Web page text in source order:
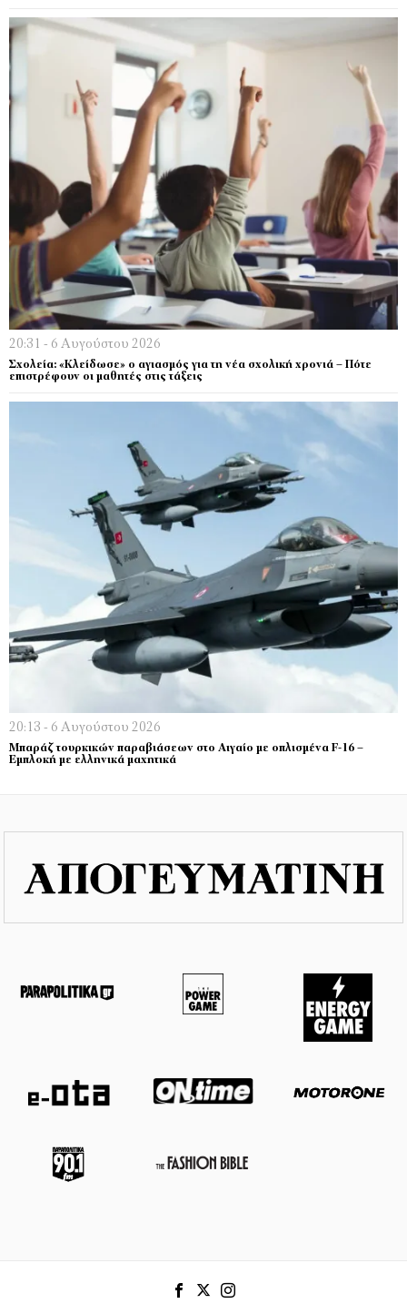
20:31 - 6 Αυγούστου 2026
Σχολεία: «Κλείδωσε» ο αγιασμός για τη νέα σχολική χρονιά – Πότε
επιστρέφουν οι μαθητές στις τάξεις
20:13 - 6 Αυγούστου 2026
Μπαράζ τουρκικών παραβιάσεων στο Αιγαίο με οπλισμένα F-16 –
Εμπλοκή με ελληνικά μαχητικά